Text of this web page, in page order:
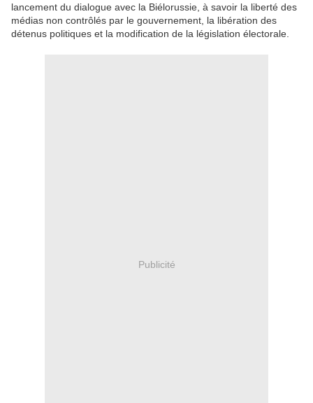
lancement du dialogue avec la Biélorussie, à savoir la liberté des
médias non contrôlés par le gouvernement, la libération des
détenus politiques et la modification de la législation électorale.
Publicité